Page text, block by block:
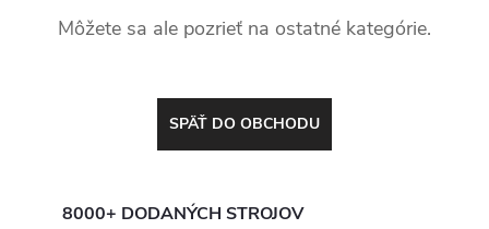
Môžete sa ale pozrieť na ostatné kategórie.
SPÄŤ DO OBCHODU
8000+ DODANÝCH STROJOV